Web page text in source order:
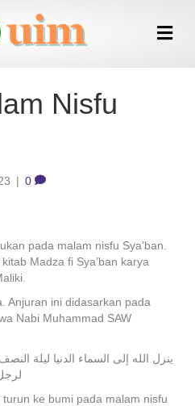
M
e
Nisfu
| 0
pada malam nisfu Sya’ban.
Madza fi Sya’ban karya
Anjuran ini didasarkan pada
Nabi Muhammad SAW
ينزل الله إلى السماء الدنيا ليلة
ke bumi pada malam nisfu